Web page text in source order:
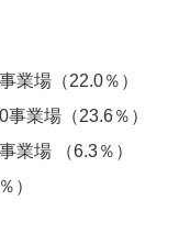
業場（22.0％）
業場（23.6％）
業場 （6.3％）
）